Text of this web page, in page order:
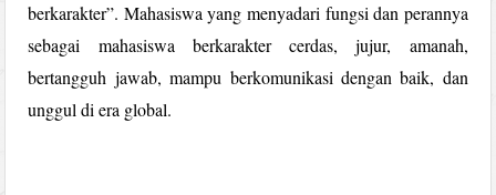
berkarakter”. Mahasiswa yang menyadari fungsi dan perannya
sebagai mahasiswa berkarakter cerdas, jujur, amanah,
bertangguh jawab, mampu berkomunikasi dengan baik, dan
unggul di era global.